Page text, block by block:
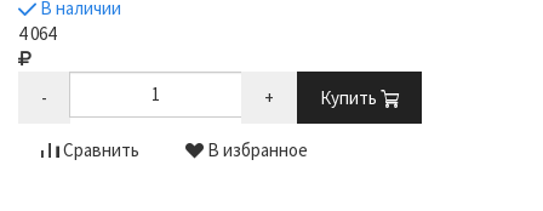
В наличии
4 064
- + Купить
Сравнить В избранное